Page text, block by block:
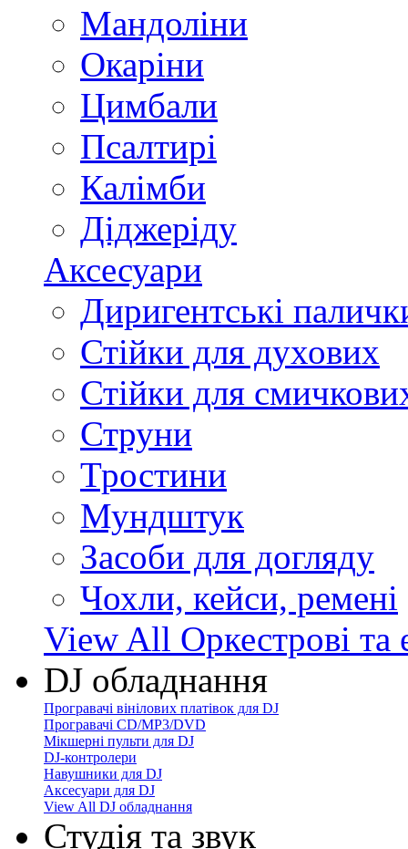
Мандоліни
Окаріни
Цимбали
Псалтирі
Калімби
Діджеріду
Аксесуари
Диригентські
Стійки для духових
Стійки для
Струни
Тростини
Мундштук
Засоби для догляду
Чохли, кейси, ремені
View All Оркестрові та
DJ обладнання
Програвачі вінілових платівок для DJ
Програвачі CD/MP3/DVD
Мікшерні пульти для DJ
DJ-контролери
Навушники для DJ
Аксесуари для DJ
View All DJ обладнання
Студія та звук